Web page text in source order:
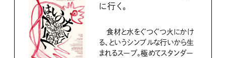
に行く。
食材と水をぐつぐつ火にかけ
る、というシンプルな行いから生
まれるスープ。極めてスタンダー